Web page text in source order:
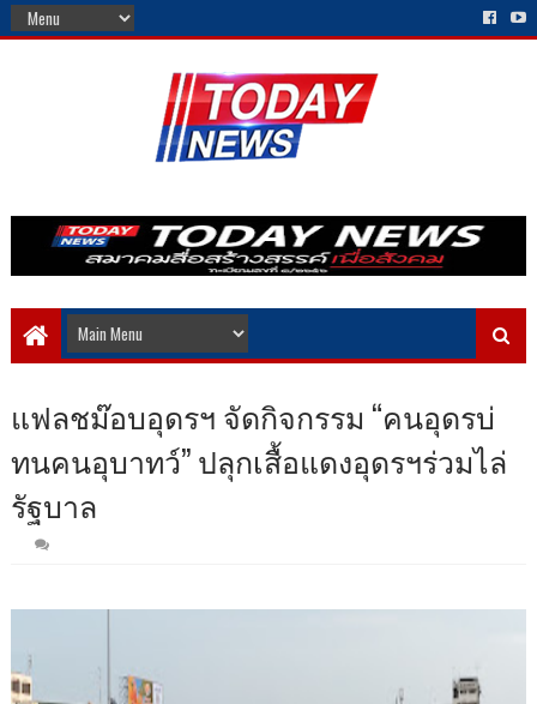
แฟลชม๊อบอุดรฯ จัดกิจกรรม “คนอุดรบ่
ทนคนอุบาทว์” ปลุกเสื้อแดงอุดรฯร่วมไล่
รัฐบาล